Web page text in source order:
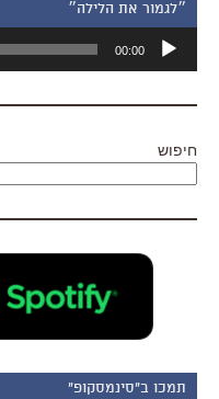
״לגמור את הלילה״
אודיו
00:00
חיפוש
תמכו ב"סינמסקופ"